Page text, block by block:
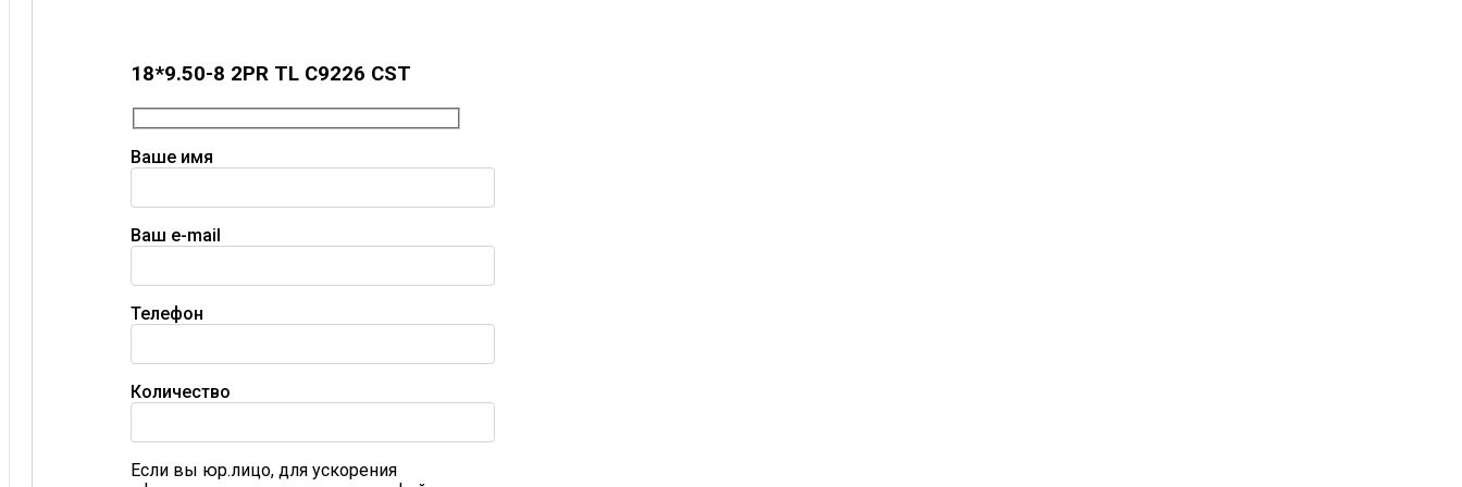
18*9.50-8 2PR TL C9226 CST
Ваше имя
Ваш e-mail
Телефон
Количество
Если вы юр.лицо, для ускорения